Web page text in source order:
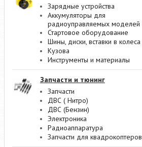
Зарядные устройства
Аккумуляторы для
радиоуправляемых моделей
Стартовое оборудование
Шины, диски, вставки в колеса
Кузова
Инструменты и материалы
Запчасти и тюнинг
Запчасти
ДВС ( Нитро)
ДВС (Бензин)
Электроника
Радиоаппаратура
Запчасти для квадрокоптеров